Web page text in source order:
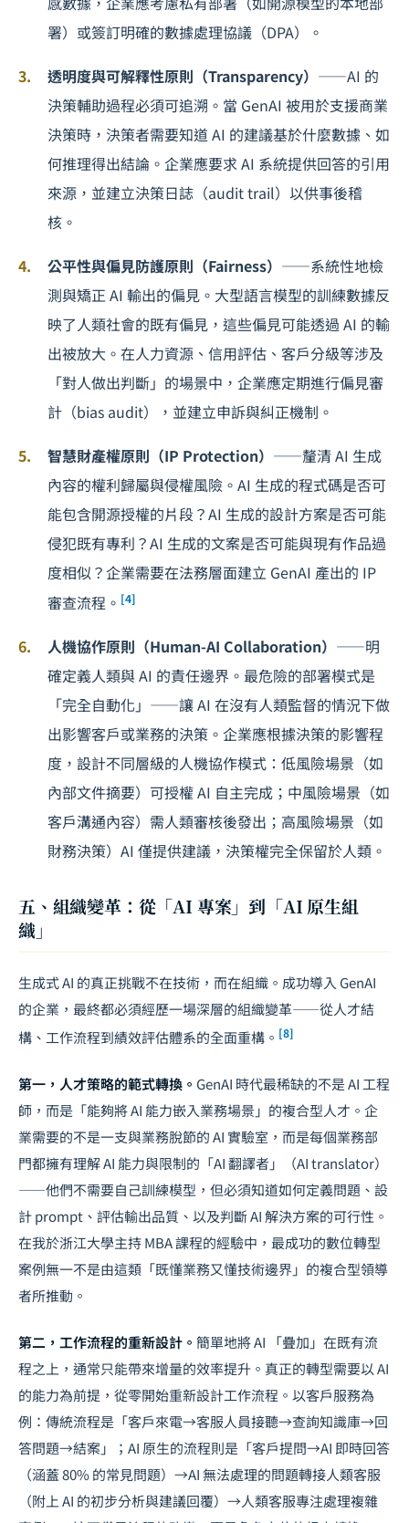
署）或簽訂明確的數據處理協議（DPA）。
透明度與可解釋性原則（Transparency） ——AI 的
決策輔助過程必須可追溯。當 GenAI 被用於支援商業
決策時，決策者需要知道 AI 的建議基於什麼數據、如
何推理得出結論。企業應要求 AI 系統提供回答的引用
來源，並建立決策日誌（audit trail）以供事後稽
核。
公平性與偏見防護原則（Fairness） ——系統性地檢
測與矯正 AI 輸出的偏見。大型語言模型的訓練數據反
映了人類社會的既有偏見，這些偏見可能透過 AI 的輸
出被放大。在人力資源、信用評估、客戶分級等涉及
「對人做出判斷」的場景中，企業應定期進行偏見審
計（bias audit），並建立申訴與糾正機制。
智慧財產權原則（IP Protection） ——釐清 AI 生成
內容的權利歸屬與侵權風險。AI 生成的程式碼是否可
能包含開源授權的片段？AI 生成的設計方案是否可能
侵犯既有專利？AI 生成的文案是否可能與現有作品過
度相似？企業需要在法務層面建立 GenAI 產出的 IP
審查流程。 [4]
人機協作原則（Human-AI Collaboration） ——明
確定義人類與 AI 的責任邊界。最危險的部署模式是
「完全自動化」——讓 AI 在沒有人類監督的情況下做
出影響客戶或業務的決策。企業應根據決策的影響程
度，設計不同層級的人機協作模式：低風險場景（如
內部文件摘要）可授權 AI 自主完成；中風險場景（如
客戶溝通內容）需人類審核後發出；高風險場景（如
財務決策）AI 僅提供建議，決策權完全保留於人類。
五、組織變革：從「AI 專案」到「AI 原生組
織」
生成式 AI 的真正挑戰不在技術，而在組織。成功導入 GenAI
的企業，最終都必須經歷一場深層的組織變革——從人才結
構、工作流程到績效評估體系的全面重構。 [8]
第一，人才策略的範式轉換。 GenAI 時代最稀缺的不是 AI 工程
師，而是「能夠將 AI 能力嵌入業務場景」的複合型人才。企
業需要的不是一支與業務脫節的 AI 實驗室，而是每個業務部
門都擁有理解 AI 能力與限制的「AI 翻譯者」（AI translator）
——他們不需要自己訓練模型，但必須知道如何定義問題、設
計 prompt、評估輸出品質、以及判斷 AI 解決方案的可行性。
在我於浙江大學主持 MBA 課程的經驗中，最成功的數位轉型
案例無一不是由這類「既懂業務又懂技術邊界」的複合型領導
者所推動。
第二，工作流程的重新設計。 簡單地將 AI 「疊加」在既有流
程之上，通常只能帶來增量的效率提升。真正的轉型需要以 AI
的能力為前提，從零開始重新設計工作流程。以客戶服務為
例：傳統流程是「客戶來電→客服人員接聽→查詢知識庫→回
答問題→結案」；AI 原生的流程則是「客戶提問→AI 即時回答
（涵蓋 80% 的常見問題）→AI 無法處理的問題轉接人類客服
（附上 AI 的初步分析與建議回覆）→人類客服專注處理複雜